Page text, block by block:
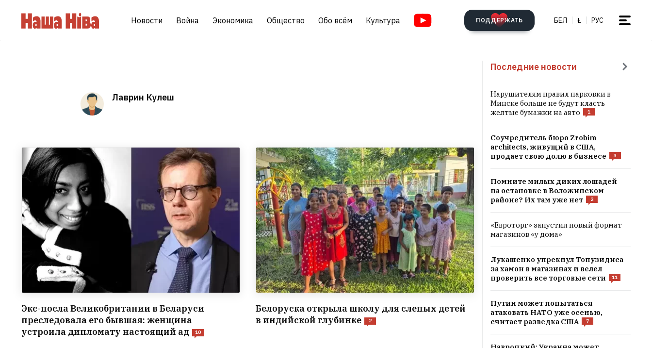
Новости Война Экономика Общество Обо всём Культура ПОДДЕРЖАТЬ БЕЛ Ł РУС
Лаврин Кулеш
Экс-посла Великобритании в Беларуси
преследовала его бывшая: женщина
устроила дипломату настоящий ад
10
Белоруска открыла школу для слепых детей
в индийской глубинке
2
Последние новости
Нарушителям правил парковки в
Минске больше не будут класть
желтые бумажки на авто
1
Соучредитель бюро Zrobim
architects, живущий в США,
продает свою долю в бизнесе
3
Помните милых диких лошадей
на остановке в Воложинском
районе? Их там уже нет
2
«Евроторг» запустил новый формат
магазинов «у дома»
Лукашенко упрекнул Топузидиса
за хамон в магазинах и велел
проверить все торговые сети
11
Путин может попытаться
атаковать НАТО уже осенью,
считает разведка США
7